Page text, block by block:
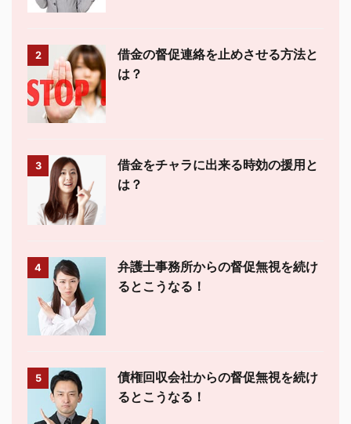
2
借金の督促連絡を止めさせる方法と
は？
3
借金をチャラに出来る時効の援用と
は？
4
弁護士事務所からの督促無視を続け
るとこうなる！
5
債権回収会社からの督促無視を続け
るとこうなる！